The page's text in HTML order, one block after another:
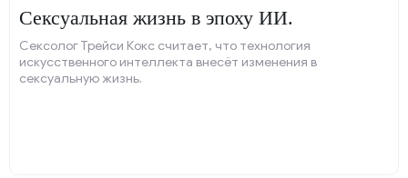
Сексуальная жизнь в эпоху ИИ.
Сексолог Трейси Кокс считает, что технология
искусственного интеллекта внесёт изменения в
сексуальную жизнь.